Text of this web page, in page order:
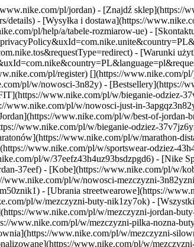
pl/jordan) - [Znajdź sklep](https://
- [Wysyłka i dostawa](https://
pl/help/a/tabele-rozmiarow-ue) -
- [Warunki
pl/register) [](https://www.nike.com/
pl/w/nowosci-3n82y) - [Bestsellery](https://
www.nike.com/pl/w/bieganie-odziez-
www.nike.com/pl/w/nowosci-just-in-
www.nike.com/pl/w/best-of-jordan-
www.nike.com/pl/w/bieganie-odziez-
www.nike.com/pl/w/marathon-
www.nike.com/pl/w/sportswear-odziez-
pl/w/37eefz43h4uz93bsdzpgd6) - [Nike
37eef) - [Kobe](https://www.nike.com/pl/w/
pl/w/nowosci-mezczyzni-
- [Ubrania streetwearowe](https://
pl/w/mezczyzni-buty-nik1zy7ok) -
www.nike.com/pl/w/mezczyzni-jordan-
www.nike.com/pl/w/mezczyzni-pilka-nozna-
www.nike.com/pl/w/mezczyzni-
www.nike.com/pl/w/